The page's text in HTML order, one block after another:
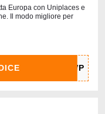
Europa con Uniplaces e
Il modo migliore per